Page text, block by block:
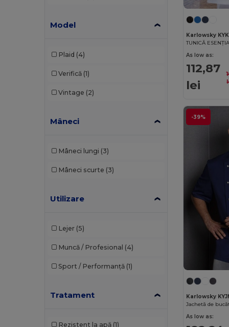
B&C (176)
Bata Industrials
Brook Taverner
Build Your Brand
Caterpillar
CG International
Model
Plaid (4)
Verifică (1)
Vintage (2)
Mâneci
Mâneci lungi (3)
Mâneci scurte (3)
Utilizare
Lejer (5)
Muncă / Profesional (4)
Sport / Performanță (1)
Tratament
Rezistent la apă (1)
Karlowsky
As low as:
112,87
lei
-39%
Karlowsky
Jachetă de
As low as: